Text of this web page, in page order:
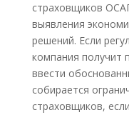
страховщиков
выявления
решений. Если
компания получит
ввести
собирается
страховщиков,